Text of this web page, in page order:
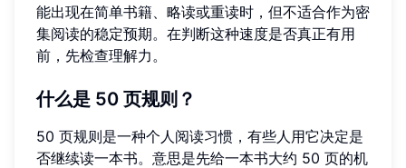
能出现在简单书籍、略读或重读时，但不适合作为密
集阅读的稳定预期。在判断这种速度是否真正有用
前，先检查理解力。
什么是 50 页规则？
50 页规则是一种个人阅读习惯，有些人用它决定是
否继续读一本书。意思是先给一本书大约 50 页的机